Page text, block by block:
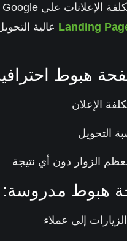
Landingعالية التحويل
هبوط احترافية:
الإعلان
الزوار دون أي نتيجة
مدروسة:
إلى عملاء